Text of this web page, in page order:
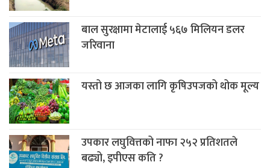
बाल सुरक्षामा मेटालाई ५६७ मिलियन डलर
जरिवाना
यस्तो छ आजका लागि कृषिउपजको थोक मूल्य
उपकार लघुवित्तको नाफा २५२ प्रतिशतले
बढ्यो, इपीएस कति ?